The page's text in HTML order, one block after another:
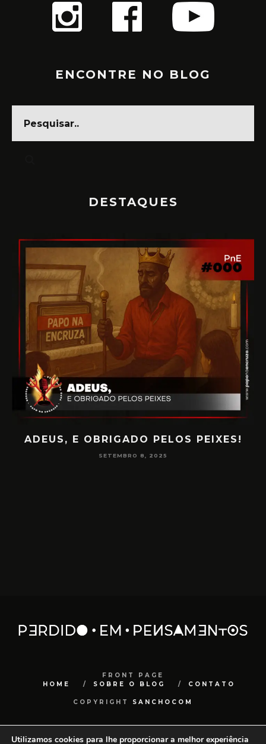
ENCONTRE NO BLOG
DESTAQUES
PAPO NA ENCRUZA 180 – CONSCIÊNCIA
FRONT PAGE
HOME
SOBRE O BLOG CONTATO
COPYRIGHT SANCHOCOM
Utilizamos cookies para lhe proporcionar a melhor experiência